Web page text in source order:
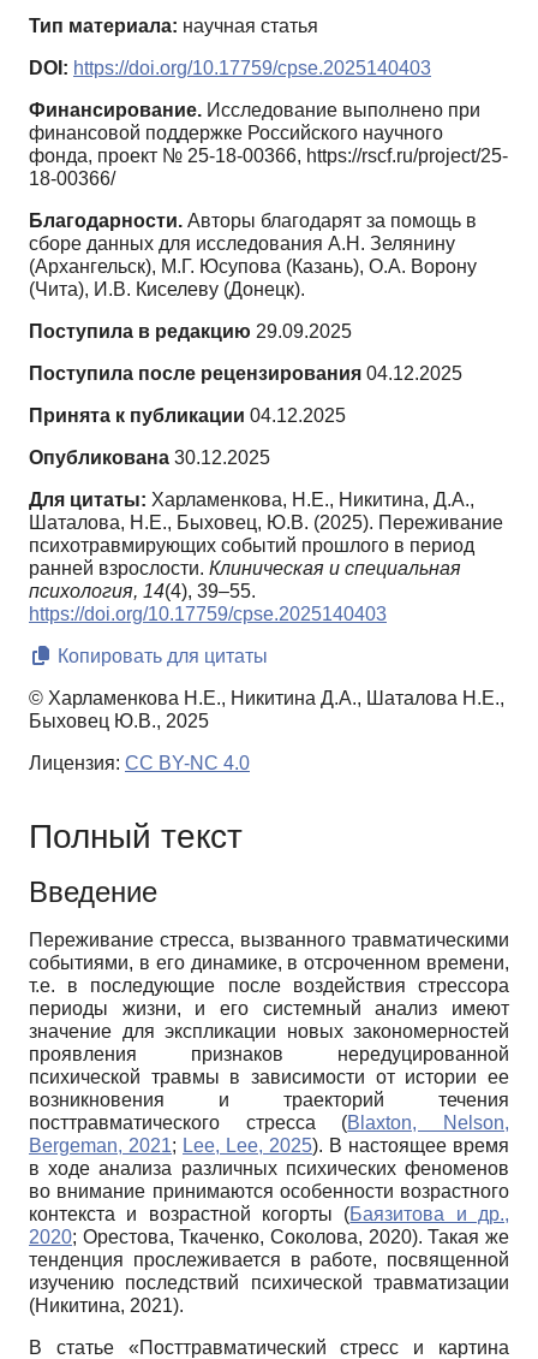
Тип материала: научная статья
DOI: https://doi.org/10.17759/cpse.2025140403
Финансирование. Исследование выполнено при
финансовой поддержке Российского научного
фонда, проект № 25-18-00366, https://rscf.ru/project/25-
18-00366/
Благодарности. Авторы благодарят за помощь в
сборе данных для исследования А.Н. Зелянину
(Архангельск), М.Г. Юсупова (Казань), О.А. Ворону
(Чита), И.В. Киселеву (Донецк).
Поступила в редакцию 29.09.2025
Поступила после рецензирования 04.12.2025
Принята к публикации 04.12.2025
Опубликована 30.12.2025
Для цитаты: Харламенкова, Н.Е., Никитина, Д.А.,
Шаталова, Н.Е., Быховец, Ю.В. (2025). Переживание
психотравмирующих событий прошлого в период
ранней взрослости. Клиническая и специальная
психология, 14(4), 39–55.
https://doi.org/10.17759/cpse.2025140403
Копировать для цитаты
© Харламенкова Н.Е., Никитина Д.А., Шаталова Н.Е.,
Быховец Ю.В., 2025
Лицензия: CC BY-NC 4.0
Полный текст
Введение
Переживание стресса, вызванного травматическими
событиями, в его динамике, в отсроченном времени,
т.е. в последующие после воздействия стрессора
периоды жизни, и его системный анализ имеют
значение для экспликации новых закономерностей
проявления признаков нередуцированной
психической травмы в зависимости от истории ее
возникновения и траекторий течения
посттравматического стресса (Blaxton, Nelson,
Bergeman, 2021; Lee, Lee, 2025). В настоящее время
в ходе анализа различных психических феноменов
во внимание принимаются особенности возрастного
контекста и возрастной когорты (Баязитова и др.,
2020; Орестова, Ткаченко, Соколова, 2020). Такая же
тенденция прослеживается в работе, посвященной
изучению последствий психической травматизации
(Никитина, 2021).
В статье «Посттравматический стресс и картина